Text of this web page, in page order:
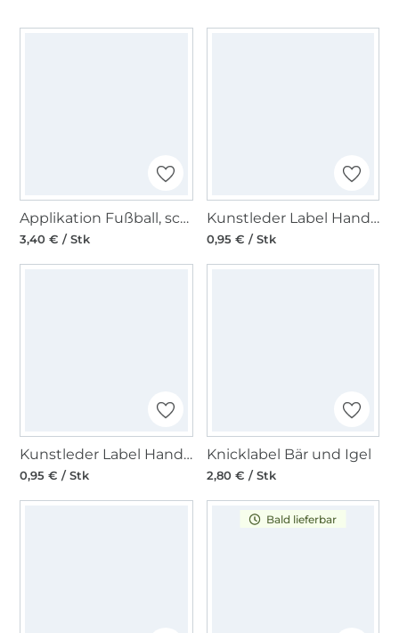
Applikation Fußball, schwarz-weiss, 6,5 cm
3,40 € / Stk
Kunstleder Label Handmade, cognac
0,95 € / Stk
Kunstleder Label Handemade with love, cognac
0,95 € / Stk
Knicklabel Bär und Igel
2,80 € / Stk
Bald lieferbar